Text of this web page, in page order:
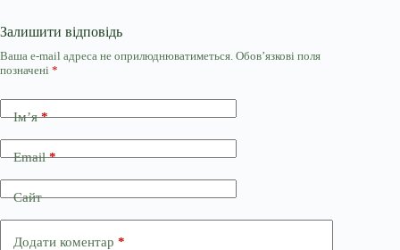
Залишити відповідь
Ваша e-mail адреса не оприлюднюватиметься. Обов’язкові поля
позначені *
Ім’я*
Email*
Сайт
Додати коментар *